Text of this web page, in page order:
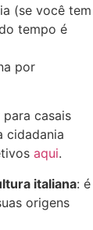
(se você tem
tempo é
por
casais
cidadania
aqui.
italiana: é
origens